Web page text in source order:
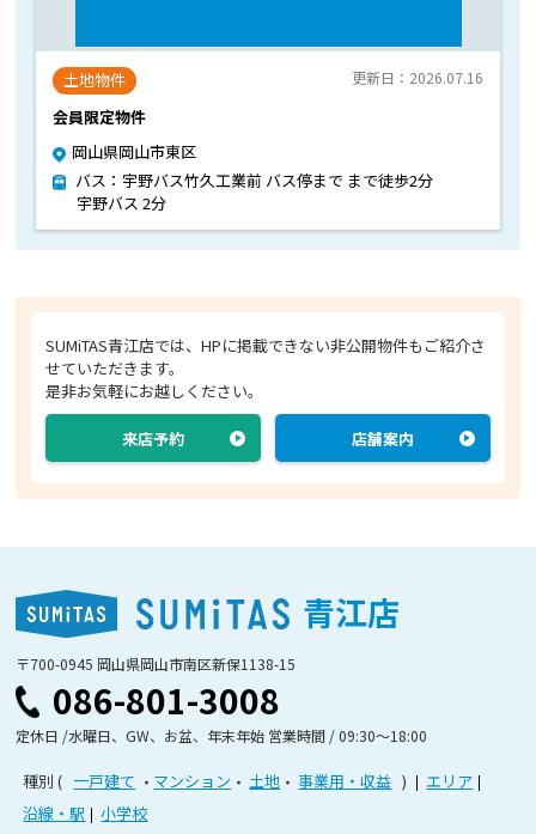
土地物件 更新日：2026.07.16
会員限定物件
岡山県岡山市東区
バス：宇野バス竹久工業前 バス停まで まで徒歩2分
宇野バス 2分
SUMiTAS青江店では、HPに掲載できない非公開物件もご紹介さ
せていただきます。
是非お気軽にお越しください。
来店予約 店舗案内
青江店
〒700-0945 岡山県岡山市南区新保1138-15
086-801-3008
定休日 /水曜日、GW、お盆、年末年始 営業時間 / 09:30〜18:00
種別 一戸建て マンション 土地 事業用・収益
エリア
沿線・駅
小学校